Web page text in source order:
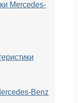
Mercedes-
Benz